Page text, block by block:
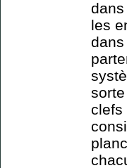
les
clefs